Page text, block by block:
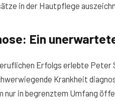
in der Hautpflege
Ein
Erfolgs erlebte Peter
Krankheit
nur in begrenztem Umfang